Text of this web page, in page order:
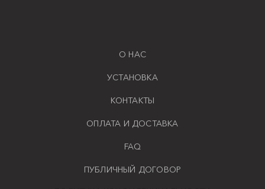
О НАС
УСТАНОВКА
КОНТАКТЫ
ОПЛАТА И ДОСТАВКА
FAQ
ПУБЛИЧНЫЙ ДОГОВОР